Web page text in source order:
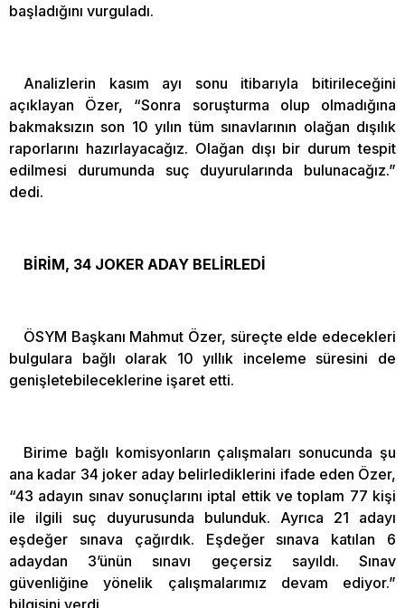
başladığını vurguladı.
Analizlerin kasım ayı sonu itibarıyla bitirileceğini
açıklayan Özer, “Sonra soruşturma olup olmadığına
bakmaksızın son 10 yılın tüm sınavlarının olağan dışılık
raporlarını hazırlayacağız. Olağan dışı bir durum tespit
edilmesi durumunda suç duyurularında bulunacağız.”
dedi.
BİRİM, 34 JOKER ADAY BELİRLEDİ
ÖSYM Başkanı Mahmut Özer, süreçte elde edecekleri
bulgulara bağlı olarak 10 yıllık inceleme süresini de
genişletebileceklerine işaret etti.
Birime bağlı komisyonların çalışmaları sonucunda şu
ana kadar 34 joker aday belirlediklerini ifade eden Özer,
“43 adayın sınav sonuçlarını iptal ettik ve toplam 77 kişi
ile ilgili suç duyurusunda bulunduk. Ayrıca 21 adayı
eşdeğer sınava çağırdık. Eşdeğer sınava katılan 6
adaydan 3’ünün sınavı geçersiz sayıldı. Sınav
güvenliğine yönelik çalışmalarımız devam ediyor.”
bilgisini verdi.